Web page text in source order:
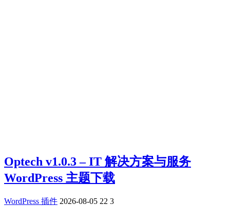
Optech v1.0.3 – IT 解决方案与服务
WordPress 主题下载
WordPress 插件 2026-08-05 22 3